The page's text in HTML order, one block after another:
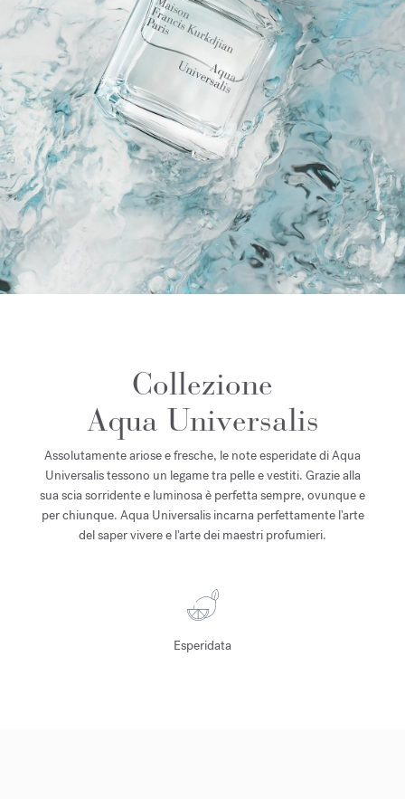
Collezione
Aqua Universalis
Assolutamente ariose e fresche, le note esperidate di Aqua
Universalis tessono un legame tra pelle e vestiti. Grazie alla
sua scia sorridente e luminosa è perfetta sempre, ovunque e
per chiunque. Aqua Universalis incarna perfettamente l'arte
del saper vivere e l'arte dei maestri profumieri.
Esperidata